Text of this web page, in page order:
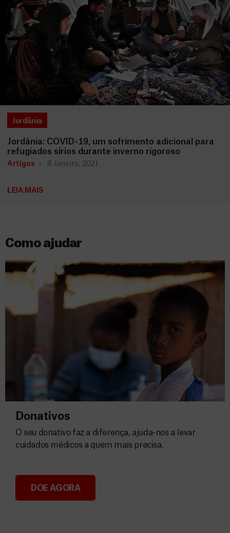
Jordânia
Jordânia: COVID-19, um sofrimento adicional para
refugiados sírios durante inverno rigoroso
Artigos 8 Janeiro, 2021
LEIA MAIS
Como ajudar
Donativos
Donativos
O seu donativo faz a diferença, ajuda-nos a levar
cuidados médicos a quem mais precisa.
DOE AGORA